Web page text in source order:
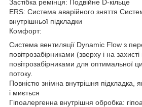
Застібка ремінця: Подвійне D-кільце
ERS: Система аварійного зняття
внутрішньої підкладки
Комфорт:
Система вентиляції Dynamic Flow з
повітрозабірниками (зверху і на
повітрозабірниками для оптимальної
потоку.
Повністю знімна внутрішня підкладка,
і миється
Гіпоалергенна внутрішня обробка: